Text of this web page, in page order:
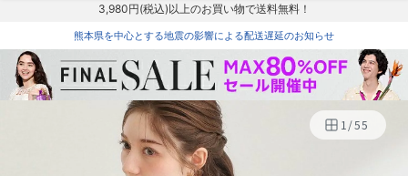
3,980円(税込)以上のお買い物で送料無料！
熊本県を中心とする地震の影響による配送遅延のお知らせ
1/55